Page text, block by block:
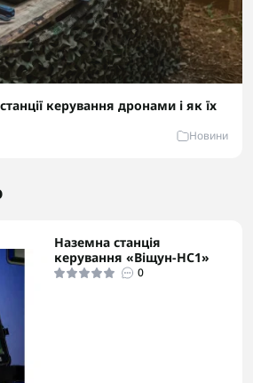
керування дронами і як їх
Новини
Наземна станція
керування «Віщун-НС1»
0